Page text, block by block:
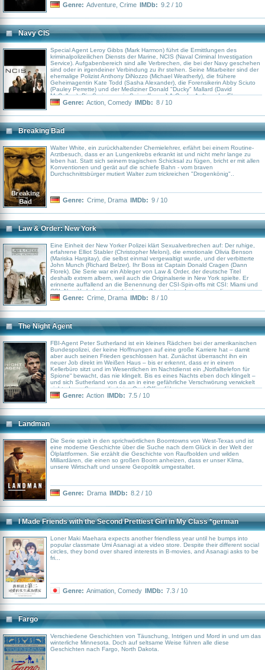
Genre: Adventure Crime IMDb: 9.2 / 10
Navy CIS
Special Agent Leroy Gibbs (Mark Harmon) führt die Ermittlungen des
kriminalpolizeilichen Diensts der Marine, NCIS (Naval Criminal Investigation
Service). Aufgabenbereich sind alle Verbrechen, die bei der Navy geschehen
sind oder in irgendeiner Verbindung zu ihr stehen. Seine Mitarbeiter sind der
ehemalige Polizist Anthony DiNozzo (Michael Weatherly), die frühere
Geheimagentin Kate Todd (Sasha Alexander), die Forensikerin Abby Sciuto
(Pauley Perrette) und der Mediziner Donald "Ducky" Mallard (David
McCallum). Die Serie war ein Spin-off von J.A.G. - Im Auftrag der Ehre, wo
Agent Gibbs in der Folge "Eisige Zeiten" eingeführt wurde.
Genre: Action Comedy IMDb: 8 / 10
Breaking Bad
Walter White, ein zurückhaltender Chemielehrer, erfährt bei einem Routine-
Arztbesuch, dass er an Lungenkrebs erkrankt ist und nicht mehr lange zu
leben hat. Statt sich seinem tragischen Schicksal zu fügen, bricht er mit allen
Konventionen und gerät auf die schiefe Bahn - vom braven
Durchschnittsbürger mutiert Walter zum trickreichen "Drogenkönig"..
Genre: Crime Drama IMDb: 9 / 10
Law & Order: New York
Eine Einheit der New Yorker Polizei klärt Sexualverbrechen auf: Der ruhige,
erfahrene Elliot Stabler (Christopher Meloni), die emotionale Olivia Benson
(Mariska Hargitay), die selbst einmal vergewaltigt wurde, und der verbitterte
John Munch (Richard Belzer). Ihr Boss ist Captain Donald Cragen (Dann
Florek). Die Serie war ein Ableger von Law & Order, der deutsche Titel
deshalb extrem albern, weil auch die Originalserie in New York spielte. Er
erinnerte auffallend an die Benennung der CSI-Spin-offs mit CSI: Miami und
CSI: New York. Im Unterschied zum Original standen weniger die
Strafverfolgung und der Prozess im Vordergrund, sondern die Motive der
Criminal Intent, lief bereits seit einiger Zeit auf Vox.
Genre: Crime Drama IMDb: 8 / 10
The Night Agent
FBI-Agent Peter Sutherland ist ein kleines Rädchen bei der amerikanischen
Bundespolizei, der keine Hoffnungen auf eine große Karriere hat – damit
aber auch seinen Frieden geschlossen hat. Zunächst überrascht ihn ein
neuer Job direkt im Weißen Haus – bis er erkennt, dass er in einem
Kellerbüro sitzt und im Wesentlichen im Nachtdienst ein „Notfalltelefon für
Spione“ bewacht, das nie klingelt. Bis es eines Nachts eben doch klingelt –
und sich Sutherland von da an in eine gefährliche Verschwörung verwickelt
sieht, deren Spuren direkt ins Oval Office führen.
Genre: Action IMDb: 7.5 / 10
Landman
Die Serie spielt in den sprichwörtlichen Boomtowns von West-Texas und ist
eine moderne Geschichte über die Suche nach dem Glück in der Welt der
Ölplattformen. Sie erzählt die Geschichte von Raufbolden und wilden
Milliardären, die einen so großen Boom anheizen, dass er unser Klima,
unsere Wirtschaft und unsere Geopolitik umgestaltet.
Genre: Drama IMDb: 8.2 / 10
I Made Friends with the Second Prettiest Girl in My Class *german
subbed*
Loner Maki Maehara expects another friendless year until he bumps into
popular classmate Umi Asanagi at a video store. Despite their different social
circles, they bond over shared interests in B-movies, and Asanagi asks to be
fri...
Genre: Animation Comedy IMDb: 7.3 / 10
Fargo
Verschiedene Geschichten von Täuschung, Intrigen und Mord in und um das
winterliche Minnesota. Doch auf seltsame Weise führen alle diese
Geschichten nach Fargo, North Dakota.